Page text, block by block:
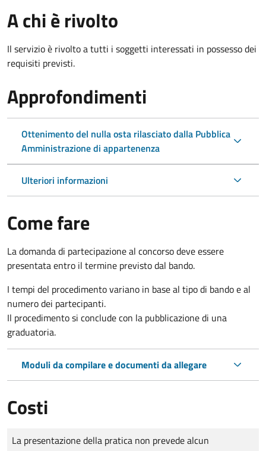
A chi è rivolto
Il servizio è rivolto a tutti i soggetti interessati in possesso dei
requisiti previsti.
Approfondimenti
Ottenimento del nulla osta rilasciato dalla Pubblica
Amministrazione di appartenenza
Ulteriori informazioni
Come fare
La domanda di partecipazione al concorso deve essere
presentata entro il termine previsto dal bando.
I tempi del procedimento variano in base al tipo di bando e al
numero dei partecipanti.
Il procedimento si conclude con la pubblicazione di una
graduatoria.
Moduli da compilare e documenti da allegare
Costi
Tipo di pagamento
Importo
La presentazione della pratica non prevede alcun